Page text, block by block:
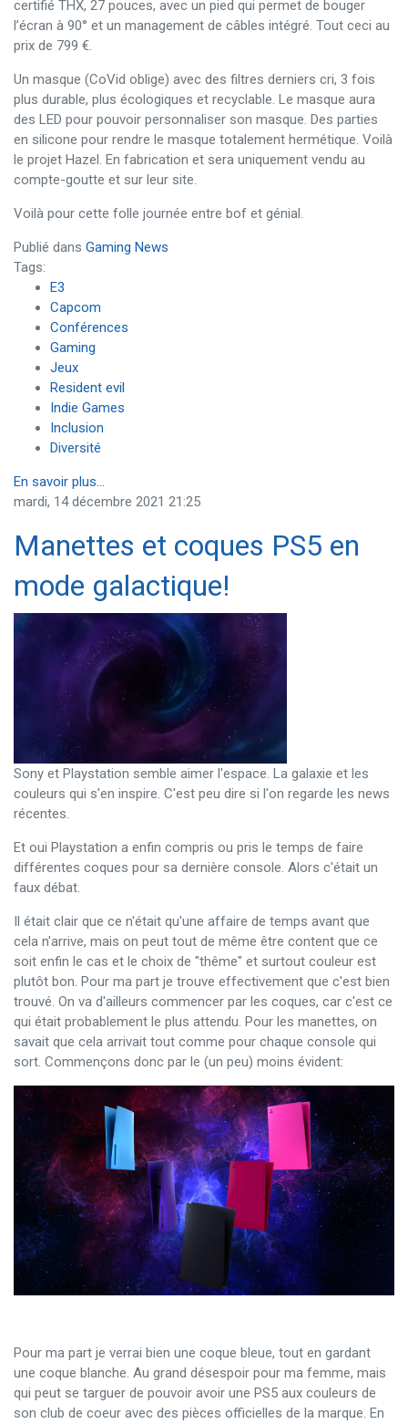
certifié THX, 27 pouces, avec un pied qui permet de bouger
l’écran à 90° et un management de câbles intégré. Tout ceci au
prix de 799 €.
Un masque (CoVid oblige) avec des filtres derniers cri, 3 fois
plus durable, plus écologiques et recyclable. Le masque aura
des LED pour pouvoir personnaliser son masque. Des parties
en silicone pour rendre le masque totalement hermétique. Voilà
le projet Hazel. En fabrication et sera uniquement vendu au
compte-goutte et sur leur site.
Voilà pour cette folle journée entre bof et génial.
Publié dans Gaming News
Tags:
E3
Capcom
Conférences
Gaming
Jeux
Resident evil
Indie Games
Inclusion
Diversité
En savoir plus...
mardi, 14 décembre 2021 21:25
Manettes et coques PS5 en
mode galactique!
Sony et Playstation semble aimer l'espace. La galaxie et les
couleurs qui s'en inspire. C'est peu dire si l'on regarde les news
récentes.
Et oui Playstation a enfin compris ou pris le temps de faire
différentes coques pour sa dernière console. Alors c'était un
faux débat.
Il était clair que ce n'était qu'une affaire de temps avant que
cela n'arrive, mais on peut tout de même être content que ce
soit enfin le cas et le choix de "thême" et surtout couleur est
plutôt bon. Pour ma part je trouve effectivement que c'est bien
trouvé. On va d'ailleurs commencer par les coques, car c'est ce
qui était probablement le plus attendu. Pour les manettes, on
savait que cela arrivait tout comme pour chaque console qui
sort. Commençons donc par le (un peu) moins évident:
Pour ma part je verrai bien une coque bleue, tout en gardant
une coque blanche. Au grand désespoir pour ma femme, mais
qui peut se targuer de pouvoir avoir une PS5 aux couleurs de
son club de coeur avec des pièces officielles de la marque. En